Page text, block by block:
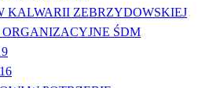
KALWARII ZEBRZYDOWSKIEJ
ŚDM